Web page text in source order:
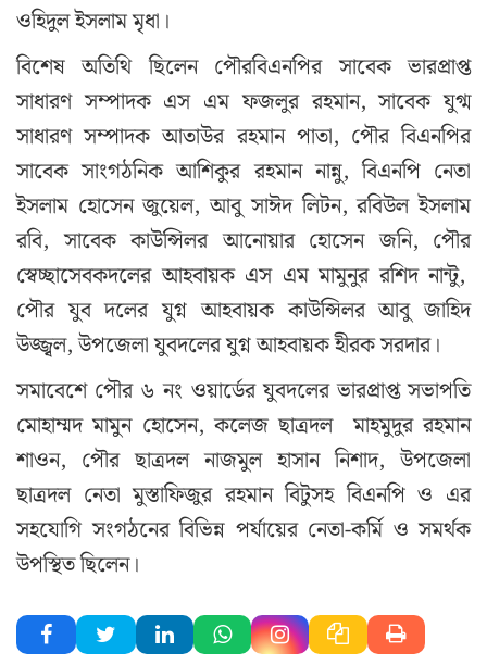
ওহিদুল ইসলাম মৃধা।
বিশেষ অতিথি ছিলেন পৌরবিএনপির সাবেক ভারপ্রাপ্ত
সাধারণ সম্পাদক এস এম ফজলুর রহমান, সাবেক যুগ্ম
সাধারণ সম্পাদক আতাউর রহমান পাতা, পৌর বিএনপির
সাবেক সাংগঠনিক আশিকুর রহমান নান্নু, বিএনপি নেতা
ইসলাম হোসেন জুয়েল, আবু সাঈদ লিটন, রবিউল ইসলাম
রবি, সাবেক কাউন্সিলর আনোয়ার হোসেন জনি, পৌর
স্বেচ্ছাসেবকদলের আহবায়ক এস এম মামুনুর রশিদ নান্টু,
পৌর যুব দলের যুগ্ন আহবায়ক কাউন্সিলর আবু জাহিদ
উজ্জ্বল, উপজেলা যুবদলের যুগ্ন আহবায়ক হীরক সরদার।
সমাবেশে পৌর ৬ নং ওয়ার্ডের যুবদলের ভারপ্রাপ্ত সভাপতি
মোহাম্মদ মামুন হোসেন, কলেজ ছাত্রদল মাহমুদুর রহমান
শাওন, পৌর ছাত্রদল নাজমুল হাসান নিশাদ, উপজেলা
ছাত্রদল নেতা মুস্তাফিজুর রহমান বিটুসহ বিএনপি ও এর
সহযোগি সংগঠনের বিভিন্ন পর্যায়ের নেতা-কর্মি ও সমর্থক
উপস্থিত ছিলেন।